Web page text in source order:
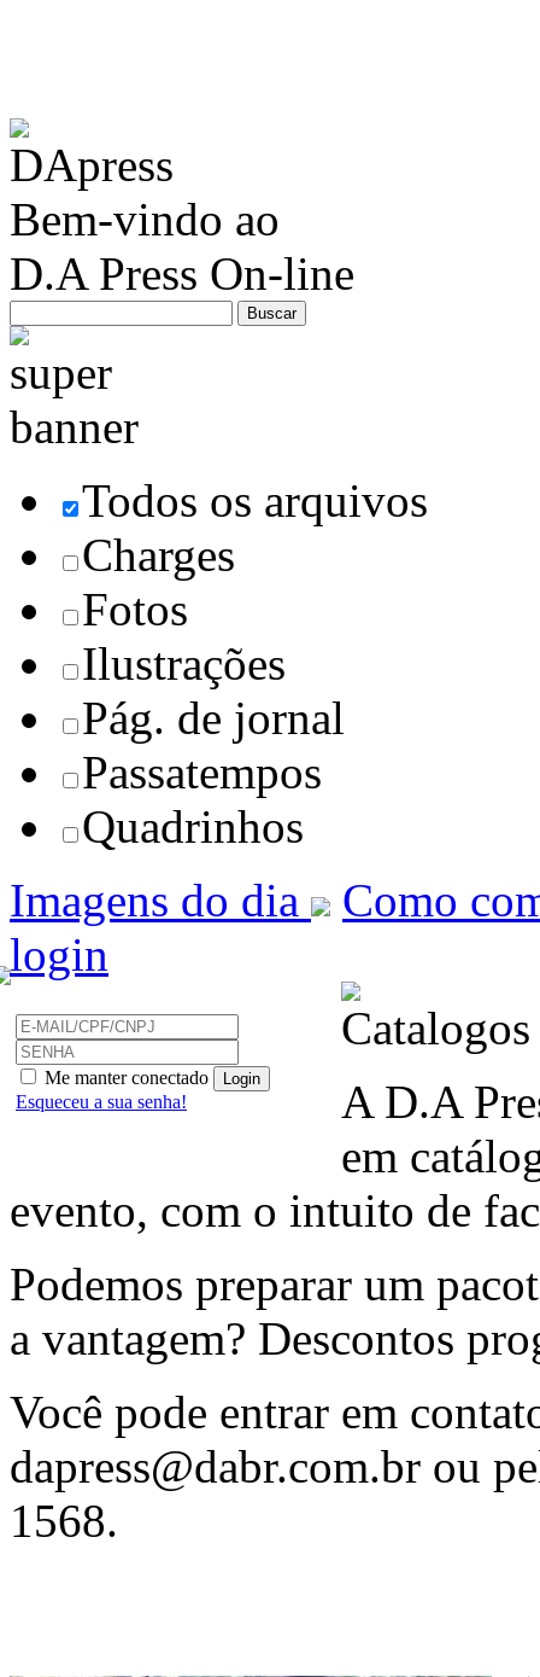
Bem-vindo ao
D.A Press On-line
Todos os arquivos
Charges
Fotos
Ilustrações
Pág. de jornal
Passatempos
Quadrinhos
Imagens do dia
Como
login
Me manter conectado
Esqueceu a sua senha!
A D.A
em
evento, com o intuito de
Podemos preparar um
a vantagem? Descontos
Você pode entrar em
dapress@dabr.com.br ou
1568.